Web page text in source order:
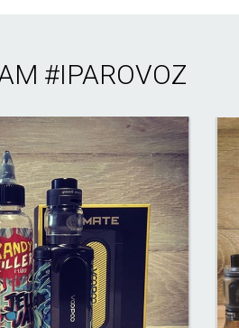
#IPAROVOZ